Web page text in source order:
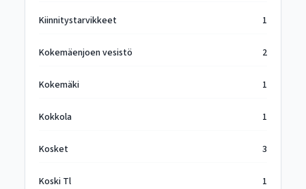
Kiinnitystarvikkeet 1
Kokemäenjoen vesistö 2
Kokemäki 1
Kokkola 1
Kosket 3
Koski Tl 1